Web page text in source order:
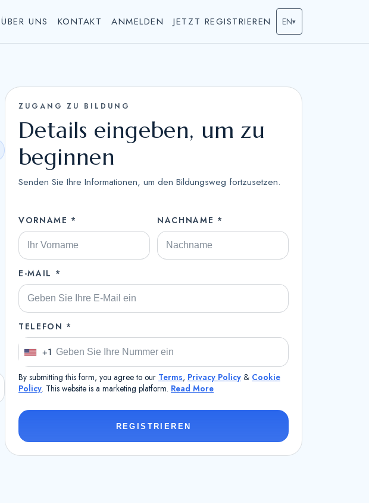
ÜBER UNS KONTAKT ANMELDEN JETZT REGISTRIEREN EN▾
ZUGANG ZU BILDUNG
Details eingeben, um zu
beginnen
Senden Sie Ihre Informationen, um den Bildungsweg fortzusetzen.
VORNAME * NACHNAME *
E-MAIL *
TELEFON *
U
n
i
+1
By submitting this form, you agree to our Terms, Privacy Policy & Cookie
Policy. This website is a marketing platform. Read More
REGISTRIEREN